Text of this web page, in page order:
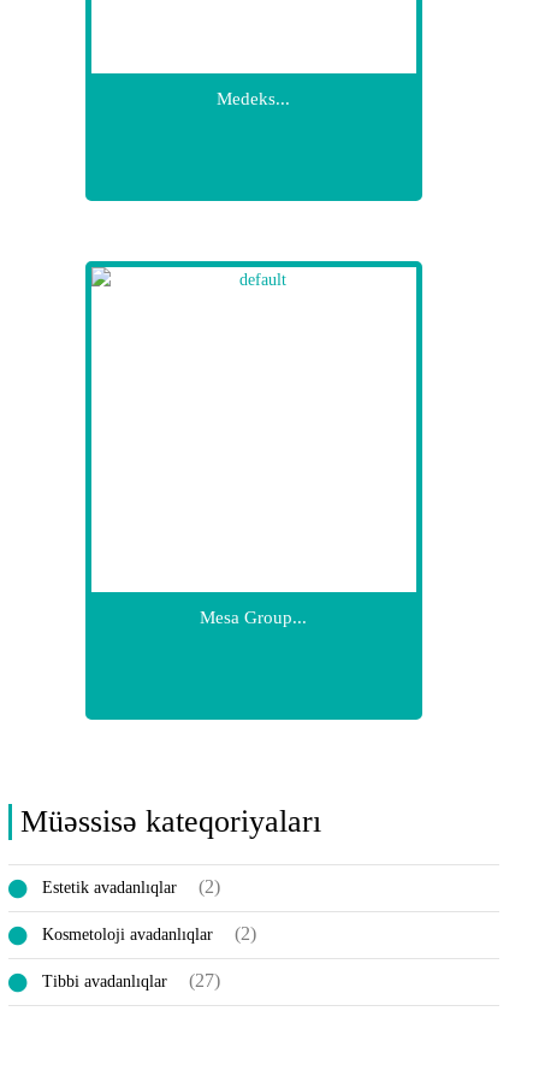
Medeks...
Mesa Group...
Müəssisə kateqoriyaları
Estetik avadanlıqlar (2)
Kosmetoloji avadanlıqlar (2)
Tibbi avadanlıqlar (27)